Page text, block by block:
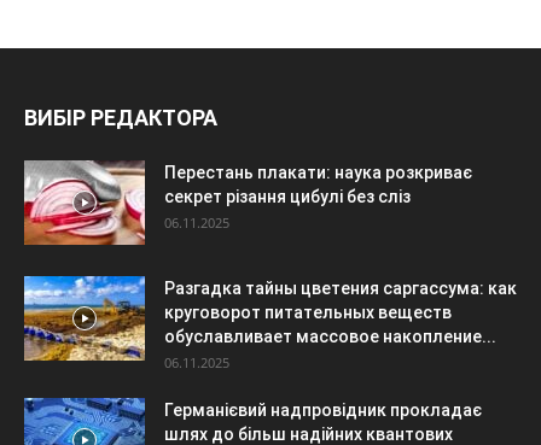
ВИБІР РЕДАКТОРА
Перестань плакати: наука розкриває
секрет різання цибулі без сліз
06.11.2025
Разгадка тайны цветения саргассума: как
круговорот питательных веществ
обуславливает массовое накопление...
06.11.2025
Германієвий надпровідник прокладає
шлях до більш надійних квантових